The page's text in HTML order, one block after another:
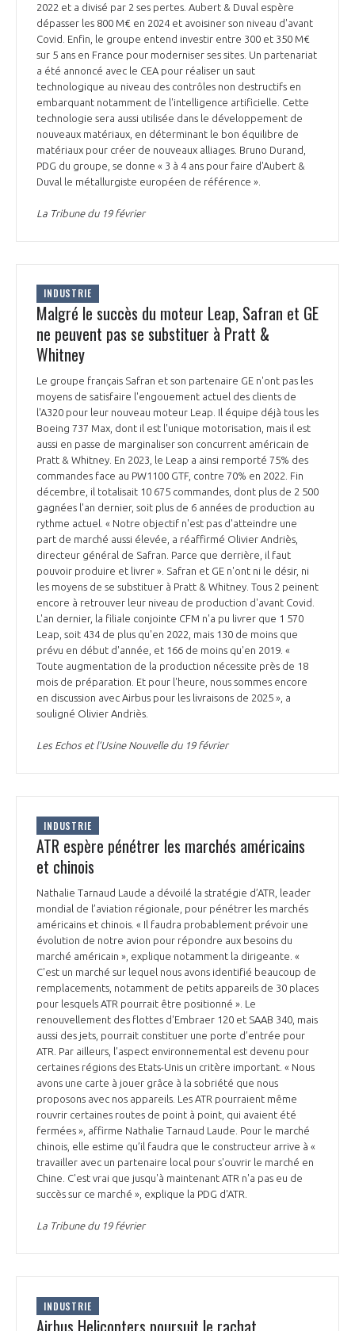
2022 et a divisé par 2 ses pertes. Aubert & Duval espère
dépasser les 800 M€ en 2024 et avoisiner son niveau d'avant
Covid. Enfin, le groupe entend investir entre 300 et 350 M€
sur 5 ans en France pour moderniser ses sites. Un partenariat
a été annoncé avec le CEA pour réaliser un saut
technologique au niveau des contrôles non destructifs en
embarquant notamment de l'intelligence artificielle. Cette
technologie sera aussi utilisée dans le développement de
nouveaux matériaux, en déterminant le bon équilibre de
matériaux pour créer de nouveaux alliages. Bruno Durand,
PDG du groupe, se donne « 3 à 4 ans pour faire d'Aubert &
Duval le métallurgiste européen de référence ».
La Tribune du 19 février
INDUSTRIE
Malgré le succès du moteur Leap, Safran et GE
ne peuvent pas se substituer à Pratt &
Whitney
Le groupe français Safran et son partenaire GE n'ont pas les
moyens de satisfaire l'engouement actuel des clients de
l'A320 pour leur nouveau moteur Leap. Il équipe déjà tous les
Boeing 737 Max, dont il est l'unique motorisation, mais il est
aussi en passe de marginaliser son concurrent américain de
Pratt & Whitney. En 2023, le Leap a ainsi remporté 75% des
commandes face au PW1100 GTF, contre 70% en 2022. Fin
décembre, il totalisait 10 675 commandes, dont plus de 2 500
gagnées l'an dernier, soit plus de 6 années de production au
rythme actuel. « Notre objectif n'est pas d'atteindre une
part de marché aussi élevée, a réaffirmé Olivier Andriès,
directeur général de Safran. Parce que derrière, il faut
pouvoir produire et livrer ». Safran et GE n'ont ni le désir, ni
les moyens de se substituer à Pratt & Whitney. Tous 2 peinent
encore à retrouver leur niveau de production d'avant Covid.
L'an dernier, la filiale conjointe CFM n'a pu livrer que 1 570
Leap, soit 434 de plus qu'en 2022, mais 130 de moins que
prévu en début d'année, et 166 de moins qu'en 2019. «
Toute augmentation de la production nécessite près de 18
mois de préparation. Et pour l'heure, nous sommes encore
en discussion avec Airbus pour les livraisons de 2025 », a
souligné Olivier Andriès.
Les Echos et l’Usine Nouvelle du 19 février
INDUSTRIE
ATR espère pénétrer les marchés américains
et chinois
Nathalie Tarnaud Laude a dévoilé la stratégie d’ATR, leader
mondial de l’aviation régionale, pour pénétrer les marchés
américains et chinois. « Il faudra probablement prévoir une
évolution de notre avion pour répondre aux besoins du
marché américain », explique notamment la dirigeante. «
C'est un marché sur lequel nous avons identifié beaucoup de
remplacements, notamment de petits appareils de 30 places
pour lesquels ATR pourrait être positionné ». Le
renouvellement des flottes d'Embraer 120 et SAAB 340, mais
aussi des jets, pourrait constituer une porte d’entrée pour
ATR. Par ailleurs, l’aspect environnemental est devenu pour
certaines régions des Etats-Unis un critère important. « Nous
avons une carte à jouer grâce à la sobriété que nous
proposons avec nos appareils. Les ATR pourraient même
rouvrir certaines routes de point à point, qui avaient été
fermées », affirme Nathalie Tarnaud Laude. Pour le marché
chinois, elle estime qu’il faudra que le constructeur arrive à «
travailler avec un partenaire local pour s'ouvrir le marché en
Chine. C'est vrai que jusqu'à maintenant ATR n'a pas eu de
succès sur ce marché », explique la PDG d'ATR.
La Tribune du 19 février
INDUSTRIE
Airbus Helicopters poursuit le rachat